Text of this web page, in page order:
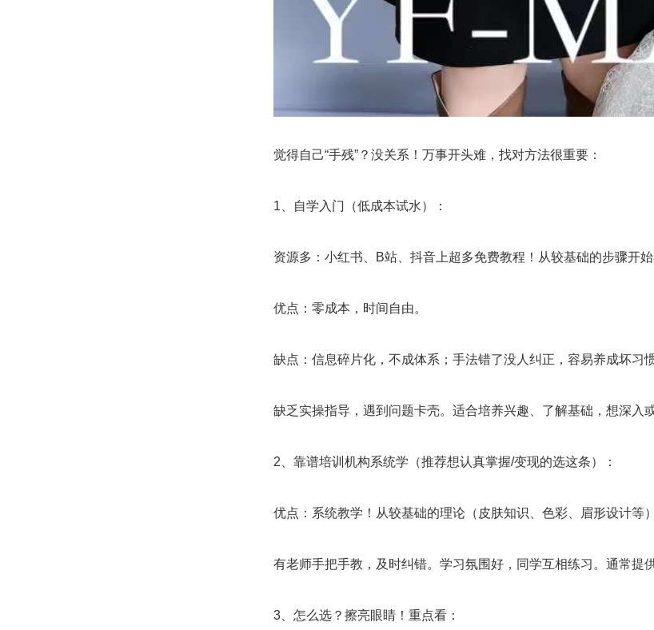
觉得自己“手残”？没关系！万事开头难，找对方法很重要：
1、自学入门（低成本试水）：
资源多：小红书、B站、抖音上超多免费教程！从较基础的步骤开始
优点：零成本，时间自由。
缺点：信息碎片化，不成体系；手法错了没人纠正，容易养成坏习
缺乏实操指导，遇到问题卡壳。适合培养兴趣、了解基础，想深入
2、靠谱培训机构系统学（推荐想认真掌握/变现的选这条）：
优点：系统教学！从较基础的理论（皮肤知识、色彩、眉形设计等
有老师手把手教，及时纠错。学习氛围好，同学互相练习。通常提
3、怎么选？擦亮眼睛！重点看：